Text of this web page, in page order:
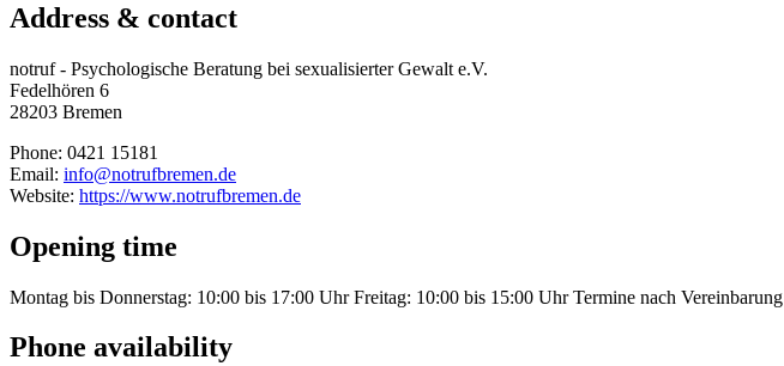
Address & contact
notruf - Psychologische Beratung bei sexualisierter Gewalt e.V.
Fedelhören 6
28203 Bremen
Phone: 0421 15181
Email: info@notrufbremen.de
Website: https://www.notrufbremen.de
Opening time
Montag bis Donnerstag: 10:00 bis 17:00 Uhr Freitag: 10:00 bis 15:00 Uhr Termine nach Vereinbarung
Phone availability